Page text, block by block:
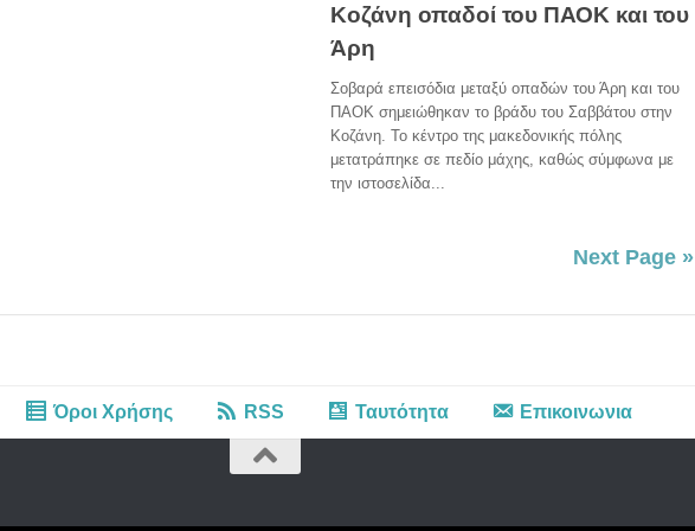
Κοζάνη οπαδοί του ΠΑΟΚ και του
Άρη
Σοβαρά επεισόδια μεταξύ οπαδών του Άρη και του
ΠΑΟΚ σημειώθηκαν το βράδυ του Σαββάτου στην
Κοζάνη. Το κέντρο της μακεδονικής πόλης
μετατράπηκε σε πεδίο μάχης, καθώς σύμφωνα με
την ιστοσελίδα...
Next Page »
Όροι Χρήσης RSS Ταυτότητα Επικοινωνια